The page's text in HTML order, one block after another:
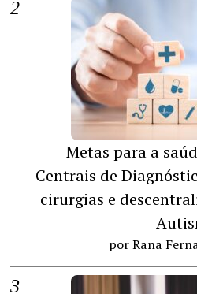
Metas para a
Centrais de
cirurgias e
por Rana